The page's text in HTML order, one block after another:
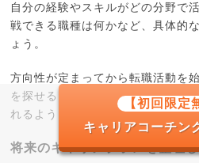
自分の経験やスキルがどの分野で
戦できる職種は何かなど、具体的
ょう。
方向性が定まってから転職活動を
を探せるだけでなく、面接でも説
れるようになるのです。
将来のキャリアプランを整理
【初回限定
キャリアコーチン